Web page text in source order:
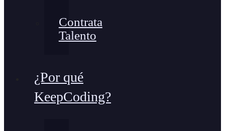
Contrata
Talento
¿Por qué
KeepCoding?